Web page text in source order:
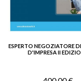
VEDI
ESPERTO NEGOZIATORE
D'IMPRESA II